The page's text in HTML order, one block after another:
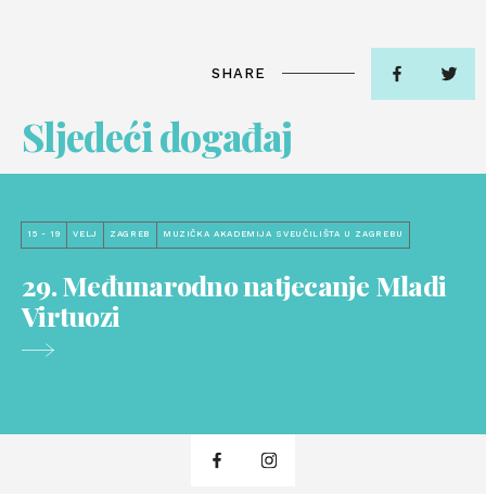
SHARE
Sljedeći događaj
15 - 19 VELJ ZAGREB MUZIČKA AKADEMIJA SVEUČILIŠTA U ZAGREBU
29. Međunarodno natjecanje Mladi
Virtuozi